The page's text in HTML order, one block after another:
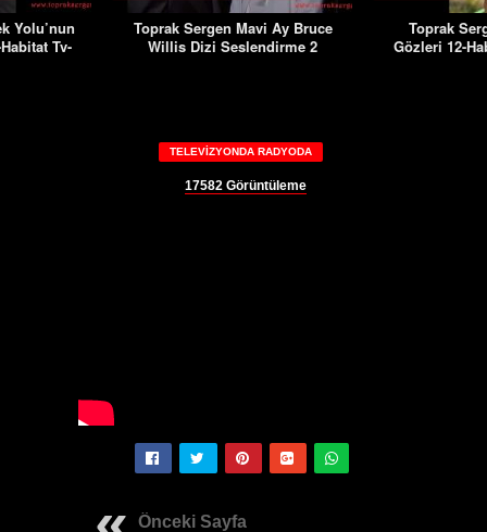
Yolu’nun
Tv-
Toprak Sergen Mavi Ay Bruce
Willis Dizi Seslendirme 2
Toprak
Gözleri 12-
TELEVIZYONDA RADYODA
17582 Görüntüleme
Önceki Sayfa